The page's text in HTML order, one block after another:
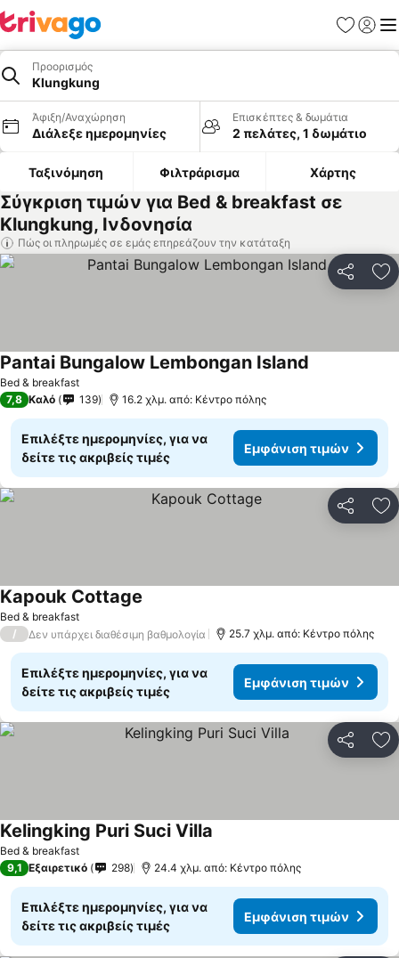
Προορισμός
Klungkung
Άφιξη/Αναχώρηση
Διάλεξε ημερομηνίες
Επισκέπτες & δωμάτια
2 πελάτες, 1 δωμάτιο
Ταξινόμηση Φιλτράρισμα Χάρτης
Σύγκριση τιμών για Bed & breakfast σε
Klungkung, Ινδονησία
Πώς οι πληρωμές σε εμάς επηρεάζουν την κατάταξη
Bed & breakfast
Pantai Bungalow Lembongan Island
7,8 Καλό 139 16.2 χλμ. από: Κέντρο πόλης
Επιλέξτε ημερομηνίες, για να
δείτε τις ακριβείς τιμές
Εμφάνιση τιμών
Bed & breakfast
Kapouk Cottage
/ Δεν υπάρχει διαθέσιμη βαθμολογία 25.7 χλμ. από: Κέντρο πόλης
Επιλέξτε ημερομηνίες, για να
δείτε τις ακριβείς τιμές
Εμφάνιση τιμών
Bed & breakfast
Kelingking Puri Suci Villa
9,1 Εξαιρετικό 298 24.4 χλμ. από: Κέντρο πόλης
Επιλέξτε ημερομηνίες, για να
δείτε τις ακριβείς τιμές
Εμφάνιση τιμών